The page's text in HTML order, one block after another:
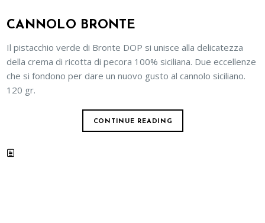
CANNOLO BRONTE
Il pistacchio verde di Bronte DOP si unisce alla delicatezza
della crema di ricotta di pecora 100% siciliana. Due eccellenze
che si fondono per dare un nuovo gusto al cannolo siciliano.
120 gr.
CONTINUE READING